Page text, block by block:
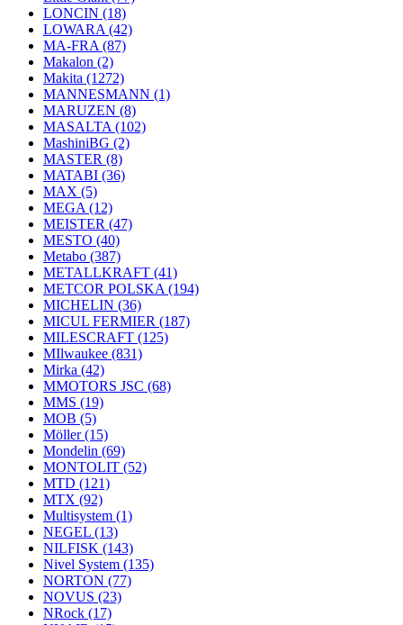
LONCIN (18)
LOWARA (42)
MA-FRA (87)
Makalon (2)
Makita (1272)
MANNESMANN (1)
MARUZEN (8)
MASALTA (102)
MashiniBG (2)
MASTER (8)
MATABI (36)
MAX (5)
MEGA (12)
MEISTER (47)
MESTO (40)
Metabo (387)
METALLKRAFT (41)
METCOR POLSKA (194)
MICHELIN (36)
MICUL FERMIER (187)
MILESCRAFT (125)
MIlwaukee (831)
Mirka (42)
MMOTORS JSC (68)
MMS (19)
MOB (5)
Möller(15)
Mondelin (69)
MONTOLIT (52)
MTD (121)
MTX (92)
Multisystem (1)
NEGEL (13)
NILFISK (143)
Nivel System (135)
NORTON (77)
NOVUS (23)
NRock (17)